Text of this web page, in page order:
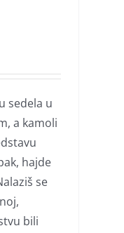
sedela u
a kamoli
hajde
se
bili